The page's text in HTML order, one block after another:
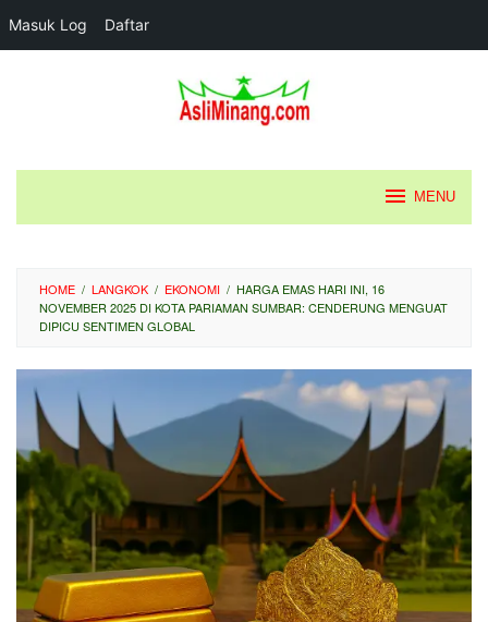
Masuk Log Daftar
MENU
HOME / LANGKOK / EKONOMI / HARGA EMAS HARI INI, 16
NOVEMBER 2025 DI KOTA PARIAMAN SUMBAR: CENDERUNG MENGUAT
DIPICU SENTIMEN GLOBAL